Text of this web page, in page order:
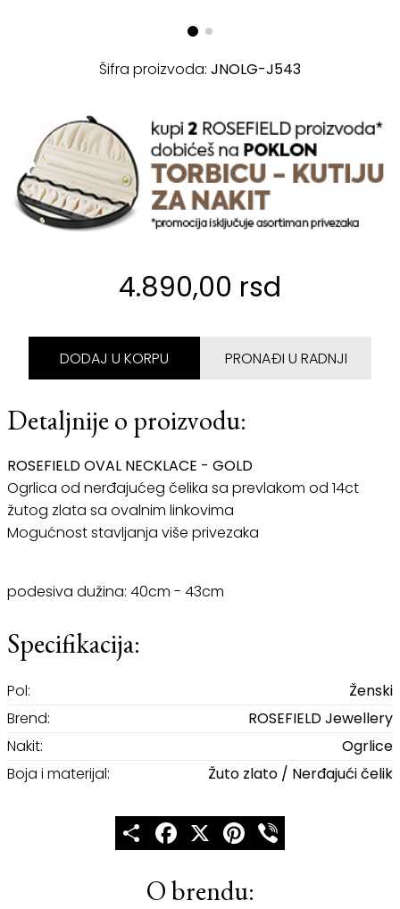
Šifra proizvoda: JNOLG-J543
4.890,00 rsd
DODAJ U KORPU PRONAĐI U RADNJI
Detaljnije o proizvodu:
ROSEFIELD OVAL NECKLACE - GOLD
Ogrlica od nerđajućeg čelika sa prevlakom od 14ct
žutog zlata sa ovalnim linkovima
Mogućnost stavljanja više privezaka
podesiva dužina: 40cm - 43cm
Specifikacija:
Pol:
Ženski
Brend:
ROSEFIELD Jewellery
Nakit:
Ogrlice
Boja i materijal:
Žuto zlato / Nerđajući čelik
ShareFacebook
X Pinterest
O brendu: